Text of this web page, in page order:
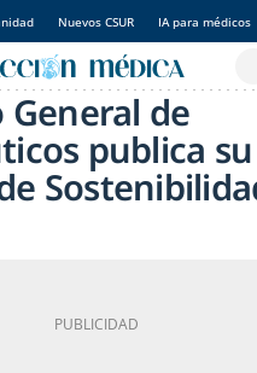
Nuevos CSUR IA para médicos
General de
publica su